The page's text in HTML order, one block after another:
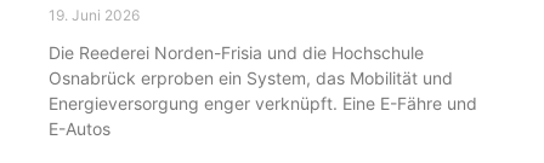
19. Juni 2026
Die Reederei Norden-Frisia und die Hochschule
Osnabrück erproben ein System, das Mobilität und
Energieversorgung enger verknüpft. Eine E-Fähre und
E-Autos